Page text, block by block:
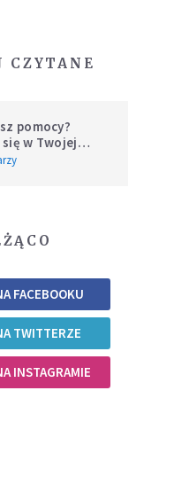
CZYTANE
pomocy?
w Twojej
FACEBOOKU
TWITTERZE
INSTAGRAMIE